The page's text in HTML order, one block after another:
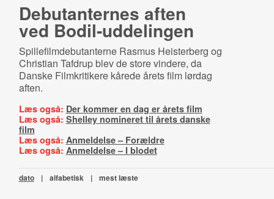
Debutanternes aften
ved Bo­dil-​ud­de­lin­gen
Spillefilmdebutanterne Rasmus Heisterberg og
Christian Tafdrup blev de store vindere, da
Danske Filmkritikere kårede årets film lørdag
aften.
Læs også: Der kommer en dag er årets film
Læs også: Shelley nomineret til årets danske
film
Læs også: Anmeldelse – Forældre
Læs også: Anmeldelse – I blodet
dato | alfabetisk | mest læste